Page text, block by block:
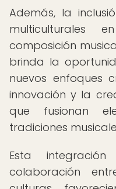
Además, la
multiculturales
composición
brinda la
nuevos enfoques
innovación y la
que fusionan
tradiciones
Esta
colaboración